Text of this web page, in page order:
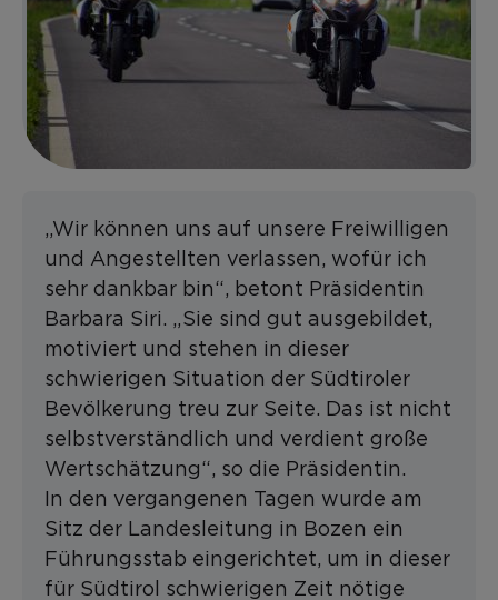
„Wir können uns auf unsere Freiwilligen
und Angestellten verlassen, wofür ich
sehr dankbar bin“, betont Präsidentin
Barbara Siri. „Sie sind gut ausgebildet,
motiviert und stehen in dieser
schwierigen Situation der Südtiroler
Bevölkerung treu zur Seite. Das ist nicht
selbstverständlich und verdient große
Wertschätzung“, so die Präsidentin.
In den vergangenen Tagen wurde am
Sitz der Landesleitung in Bozen ein
Führungsstab eingerichtet, um in dieser
für Südtirol schwierigen Zeit nötige